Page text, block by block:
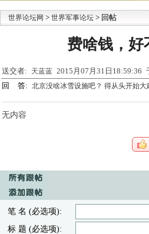
世界论坛网 > 世界军事论坛 > 回帖
费啥钱，好
送交者: 天蓝蓝 2015月07月31日18:59:36
回 答: 北京没啥冰雪设施吧？ 得从头开始大
无内容
笔 名 (必选项):
标 题 (必选项):